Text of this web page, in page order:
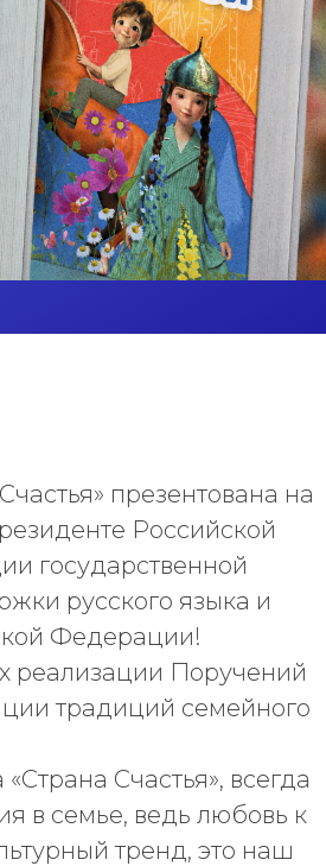
презентована на
Российской
государственной
русского языка и
Федерации!
реализации Поручений
традиций семейного
Счастья», всегда
в семье, ведь любовь к
тренд, это наш